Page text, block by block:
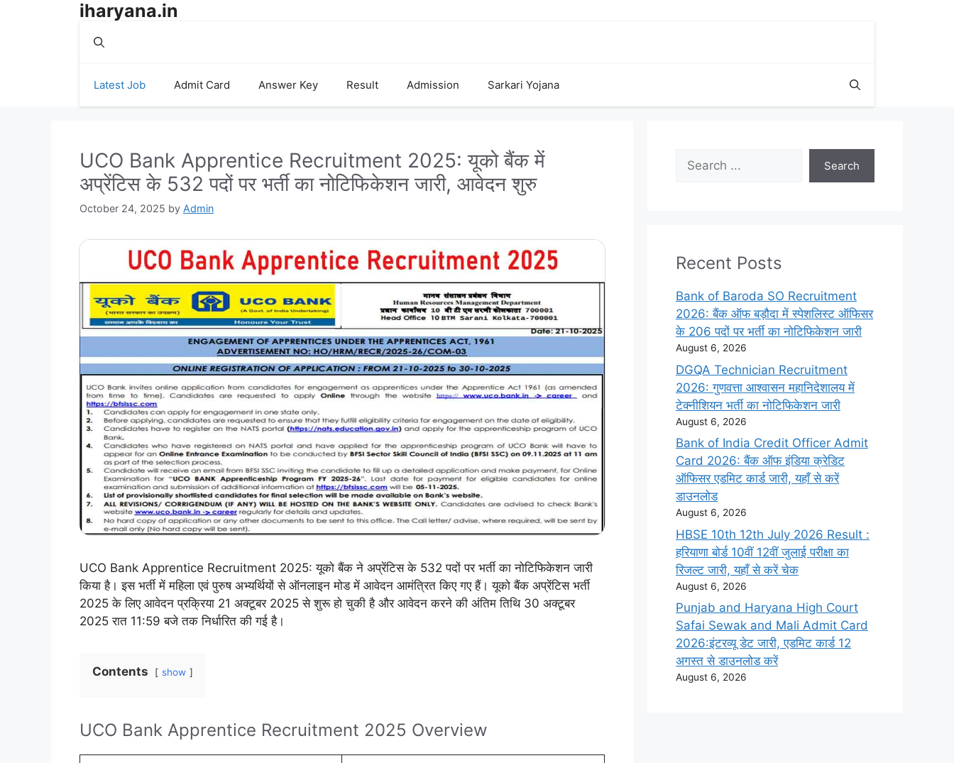
iharyana.in
Latest Job Admit Card Answer Key Result Admission Sarkari Yojana
UCO Bank Apprentice Recruitment 2025: यूको बैंक में
अप्रेंटिस के 532 पदों पर भर्ती का नोटिफिकेशन जारी, आवेदन शुरु
October 24, 2025 by Admin
UCO Bank Apprentice Recruitment 2025: यूको बैंक ने अप्रेंटिस के 532 पदों पर भर्ती का नोटिफिकेशन जारी
किया है। इस भर्ती में महिला एवं पुरुष अभ्यर्थियों से ऑनलाइन मोड में आवेदन आमंत्रित किए गए हैं। यूको बैंक अप्रेंटिस भर्ती
2025 के लिए आवेदन प्रक्रिया 21 अक्टूबर 2025 से शुरू हो चुकी है और आवेदन करने की अंतिम तिथि 30 अक्टूबर
2025 रात 11:59 बजे तक निर्धारित की गई है।
Contents show
UCO Bank Apprentice Recruitment 2025 Overview
Search
Search
Recent Posts
Bank of Baroda SO Recruitment
2026: बैंक ऑफ बड़ौदा में स्पेशलिस्ट ऑफिसर
के 206 पदों पर भर्ती का नोटिफिकेशन जारी
August 6, 2026
DGQA Technician Recruitment
2026: गुणवत्ता आश्वासन महानिदेशालय में
टेक्नीशियन भर्ती का नोटिफिकेशन जारी
August 6, 2026
Bank of India Credit Officer Admit
Card 2026: बैंक ऑफ इंडिया क्रेडिट
ऑफिसर एडमिट कार्ड जारी, यहाँ से करें
डाउनलोड
August 6, 2026
HBSE 10th 12th July 2026 Result :
हरियाणा बोर्ड 10वीं 12वीं जुलाई परीक्षा का
रिजल्ट जारी, यहाँ से करें चेक
August 6, 2026
Punjab and Haryana High Court
Safai Sewak and Mali Admit Card
2026:इंटरव्यू डेट जारी, एडमिट कार्ड 12
अगस्त से डाउनलोड करें
August 6, 2026